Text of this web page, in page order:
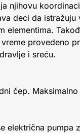
njihovu
deci da istražuju
elementima.
provedeno
i sreću.
čep.
električna pumpa